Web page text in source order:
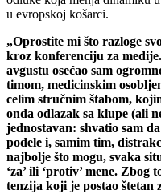
u evropskoj košarci.
„Oprostite mi što razloge
kroz konferenciju za
avgustu osećao sam
timom, medicinskim
celim stručnim štabom,
onda odlazak sa klupe (ali
jednostavan: shvatio sam
podele i, samim tim,
najbolje što mogu, svaka
‘za’ ili ‘protiv’ mene. Zbog
tenzija koji je postao štetan